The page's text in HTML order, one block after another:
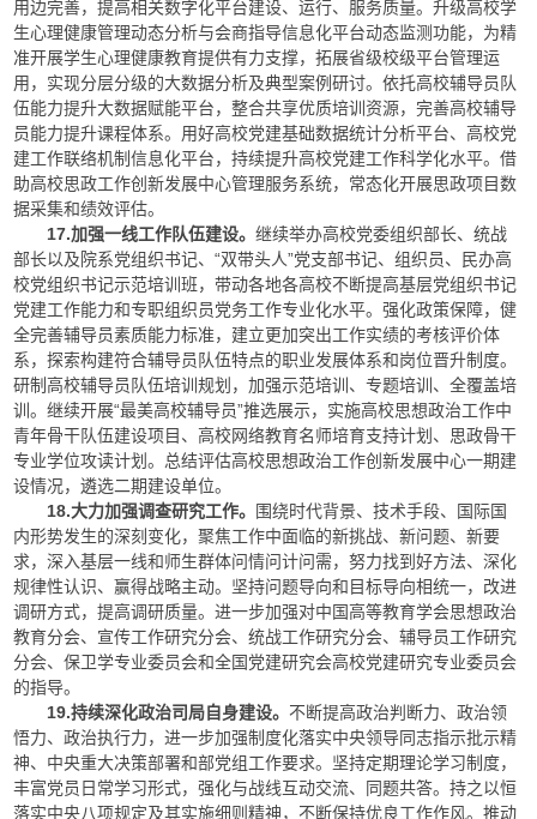
用边完善，提高相关数字化平台建设、运行、服务质量。升级高校学
生心理健康管理动态分析与会商指导信息化平台动态监测功能，为精
准开展学生心理健康教育提供有力支撑，拓展省级校级平台管理运
用，实现分层分级的大数据分析及典型案例研讨。依托高校辅导员队
伍能力提升大数据赋能平台，整合共享优质培训资源，完善高校辅导
员能力提升课程体系。用好高校党建基础数据统计分析平台、高校党
建工作联络机制信息化平台，持续提升高校党建工作科学化水平。借
助高校思政工作创新发展中心管理服务系统，常态化开展思政项目数
据采集和绩效评估。
17.加强一线工作队伍建设。继续举办高校党委组织部长、统战
部长以及院系党组织书记、“双带头人”党支部书记、组织员、民办高
校党组织书记示范培训班，带动各地各高校不断提高基层党组织书记
党建工作能力和专职组织员党务工作专业化水平。强化政策保障，健
全完善辅导员素质能力标准，建立更加突出工作实绩的考核评价体
系，探索构建符合辅导员队伍特点的职业发展体系和岗位晋升制度。
研制高校辅导员队伍培训规划，加强示范培训、专题培训、全覆盖培
训。继续开展“最美高校辅导员”推选展示，实施高校思想政治工作中
青年骨干队伍建设项目、高校网络教育名师培育支持计划、思政骨干
专业学位攻读计划。总结评估高校思想政治工作创新发展中心一期建
设情况，遴选二期建设单位。
18.大力加强调查研究工作。
围绕时代背景、技术手段、国际国
内形势发生的深刻变化，聚焦工作中面临的新挑战、新问题、新要
求，深入基层一线和师生群体问情问计问需，努力找到好方法、深化
规律性认识、赢得战略主动。坚持问题导向和目标导向相统一，改进
调研方式，提高调研质量。进一步加强对中国高等教育学会思想政治
教育分会、宣传工作研究分会、统战工作研究分会、辅导员工作研究
分会、保卫学专业委员会和全国党建研究会高校党建研究专业委员会
的指导。
19.持续深化政治司局自身建设。 不断提高政治判断力、政治领
悟力、政治执行力，进一步加强制度化落实中央领导同志指示批示精
神、中央重大决策部署和部党组工作要求。坚持定期理论学习制度，
丰富党员日常学习形式，强化与战线互动交流、同题共答。持之以恒
落实中央八项规定及其实施细则精神，不断保持优良工作作风。推动